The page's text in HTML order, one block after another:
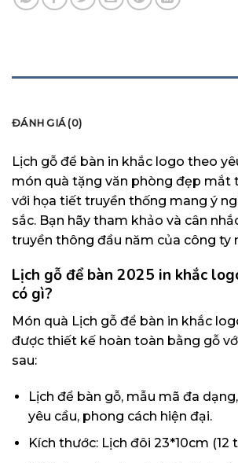
ĐÁNH GIÁ (0)
Lịch gỗ để bàn in khắc logo theo
món quà tặng văn phòng đẹp mắt
với họa tiết truyền thống mang ý
sắc. Bạn hãy tham khảo và cân
truyền thông đầu năm của công ty
Lịch gỗ để bàn 2025 in khắc
có gì?
Món quà Lịch gỗ để bàn in khắc
được thiết kế hoàn toàn bằng gỗ
sau:
Lịch để bàn gỗ, mẫu mã đa
yêu cầu, phong cách hiện đại.
Kích thước: Lịch đôi 23*10cm (12